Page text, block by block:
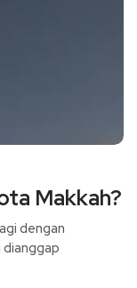
Makkah?
dengan